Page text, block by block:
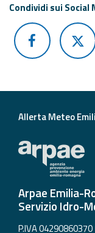
Condividi sui Social
Allerta Meteo
Arpae Emilia-
Servizio Idro-
P.IVA 04290860370